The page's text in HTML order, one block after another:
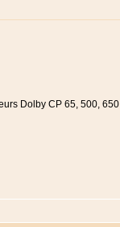
Dolby CP 65, 500, 650